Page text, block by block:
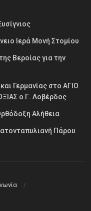
Ιερά Μονή Στομίου
Βεροίας για την
Γερμανίας στο ΑΓΙΟ
ο Γ. Λοβέρδος
Αλήθεια
Πάρου